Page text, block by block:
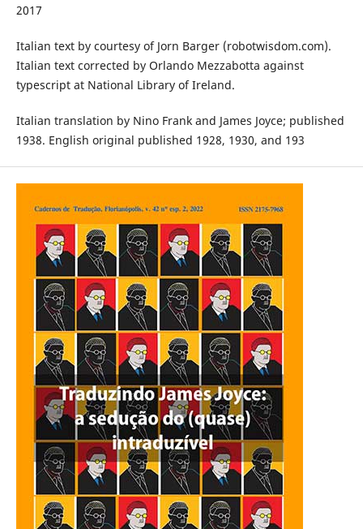
2017
Italian text by courtesy of Jorn Barger (robotwisdom.com).
Italian text corrected by Orlando Mezzabotta against
typescript at National Library of Ireland.
Italian translation by Nino Frank and James Joyce; published
1938. English original published 1928, 1930, and 193